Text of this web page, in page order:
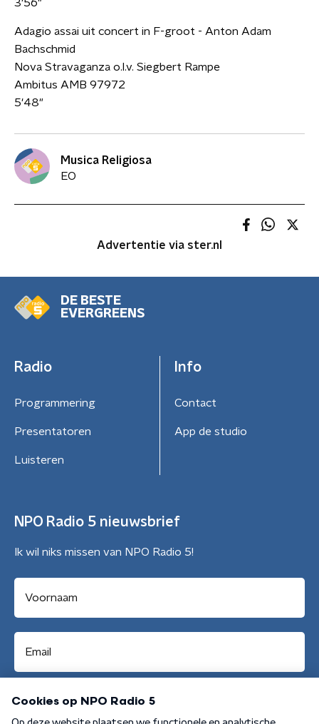
3'56"
Adagio assai uit concert in F-groot - Anton Adam
Bachschmid
Nova Stravaganza o.l.v. Siegbert Rampe
Ambitus AMB 97972
5'48"
Musica Religiosa
EO
Advertentie via ster.nl
DE BESTE
EVERGREENS
Radio
Programmering
Presentatoren
Luisteren
Info
Contact
App de studio
NPO Radio 5 nieuwsbrief
Ik wil niks missen van NPO Radio 5!
Aanmelden